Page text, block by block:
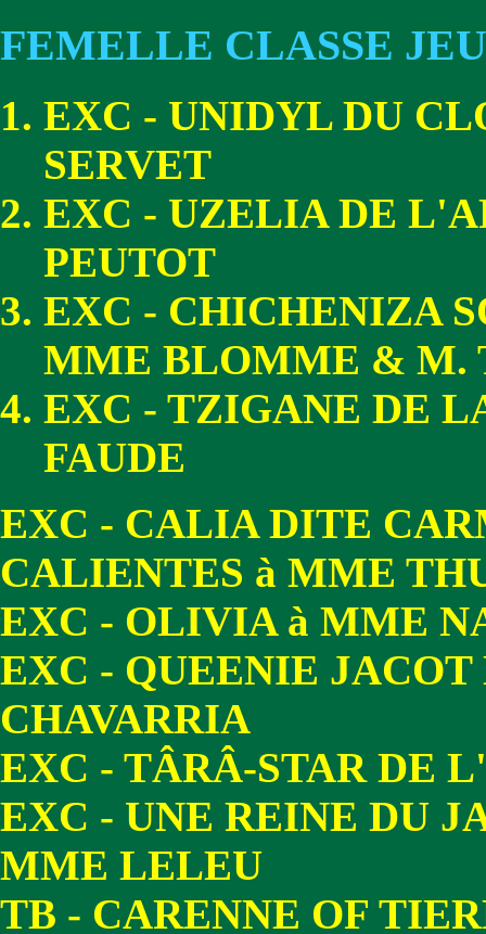
FEMELLE CLASSE
EXC - UNIDYL DU
SERVET
EXC - UZELIA DE
PEUTOT
EXC - CHICHENIZA
MME BLOMME & M.
EXC - TZIGANE DE
FAUDE
EXC - CALIA DITE
CALIENTES à MME
EXC - OLIVIA à MME
EXC - QUEENIE
CHAVARRIA
EXC - TÂRÂ-STAR DE
EXC - UNE REINE DU
MME LELEU
TB - CARENNE OF